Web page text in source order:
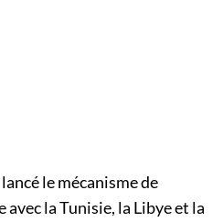
le mécanisme de
la Tunisie, la Libye et la